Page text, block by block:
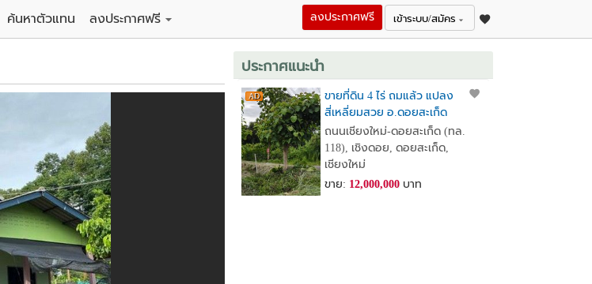
ค้นหาตัวแทน
ลงประกาศฟรี
เข้าระบบ/สมัคร
ลงประกาศฟรี
ประกาศแนะนำ
ขายที่ดิน 4 ไร่ ถมแล้ว แปลง
สี่เหลี่ยมสวย อ.ดอยสะเก็ด
จ.เชียงใหม่ ใกล้วัดพระธาตุ
ดอยสะเก็ด ใกล้เขื่อนแม่กวง
ถนนเชียงใหม่-ดอยสะเก็ด (ทล.
118), เชิงดอย, ดอยสะเก็ด,
เชียงใหม่
ขาย: 12,000,000บาท